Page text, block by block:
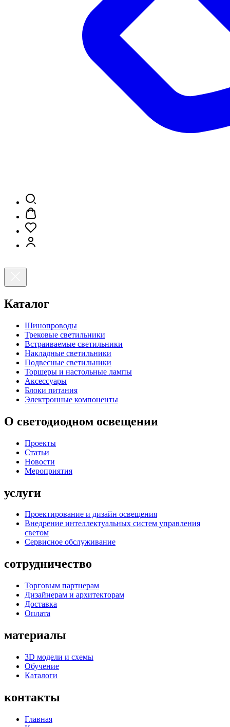
Каталог
Шинопроводы
Трековые светильники
Встраиваемые светильники
Накладные светильники
Подвесные светильники
Торшеры и настольные лампы
Аксессуары
Блоки питания
Электронные компоненты
О светодиодном освещении
Проекты
Статьи
Новости
Мероприятия
услуги
Проектирование и дизайн освещения
Внедрение интеллектуальных систем управления
светом
Сервисное обслуживание
сотрудничество
Торговым партнерам
Дизайнерам и архитекторам
Доставка
Оплата
материалы
3D модели и схемы
Обучение
Каталоги
контакты
Главная